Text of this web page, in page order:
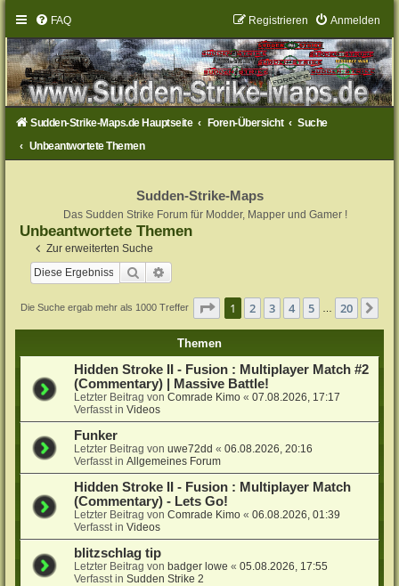
FAQ Anmelden
Registrieren
Sudden-Strike-Maps.de Hauptseite Foren-Übersicht
Suche
Unbeantwortete Themen
Sudden-Strike-Maps
Das Sudden Strike Forum für Modder, Mapper und Gamer !
Unbeantwortete Themen
Zur erweiterten Suche
Suche
Die Suche ergab mehr als 1000 Treffer Seite 1von 20
1 2 3 4 5 20
Themen
Hidden Stroke II - Fusion : Multiplayer Match #2
(Commentary) | Massive Battle!
Letzter Beitrag vonComrade Kimo «07.08.2026, 17:17
Verfasst inVideos
Funker
Letzter Beitrag vonuwe72dd «06.08.2026, 20:16
Verfasst inAllgemeines Forum
Hidden Stroke II - Fusion : Multiplayer Match
(Commentary) - Lets Go!
Letzter Beitrag vonComrade Kimo «06.08.2026, 01:39
Verfasst inVideos
blitzschlag tip
Letzter Beitrag vonbadger lowe «05.08.2026, 17:55
Verfasst inSudden Strike 2